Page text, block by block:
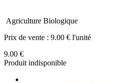
Agriculture Biologique
Prix de vente : 9.00 € l'unité
9.00 €
Produit indisponible